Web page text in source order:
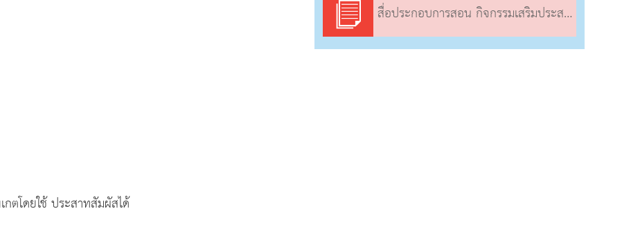
ตโดยใช้ ประสาทสัมผัสได้
สื่อประกอบการสอน กิจกรรมเสริมประสบการณ์